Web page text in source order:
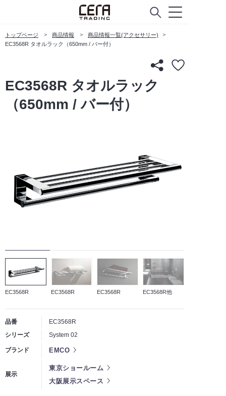
トップページ 商品情報
商品情報一覧(アクセサリー)
EC3568R タオルラック（650mm / バー付）
EC3568R タオルラック
（650mm / バー付）
EC3568R EC3568R EC3568R EC3568R他
品番
EC3568R
シリーズ
System 02
ブランド EMCO
展示
東京ショールーム
大阪展示スペース